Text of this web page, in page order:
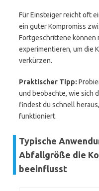
Für Einsteiger reicht oft
ein guter Kompromiss
Fortgeschrittene können
experimentieren, um die
verkürzen.
Praktischer Tipp:
und beobachte, wie sich
findest du schnell
funktioniert.
Typische
Abfallgröße die
beeinflusst